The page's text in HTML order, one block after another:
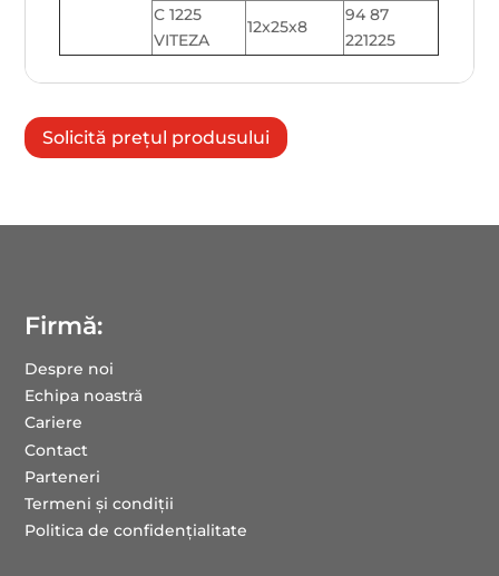
C 1225
VITEZA
12x25x8
94 87
221225
Solicită prețul produsului
Firmă:
Despre noi
Echipa noastră
Cariere
Contact
Parteneri
Termeni și condiții
Politica de confidențialitate